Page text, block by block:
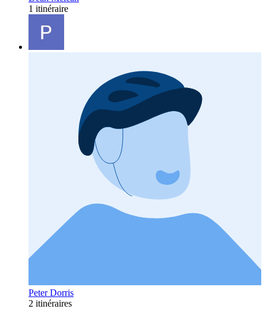
1 itinéraire
Peter Dorris
2 itinéraires